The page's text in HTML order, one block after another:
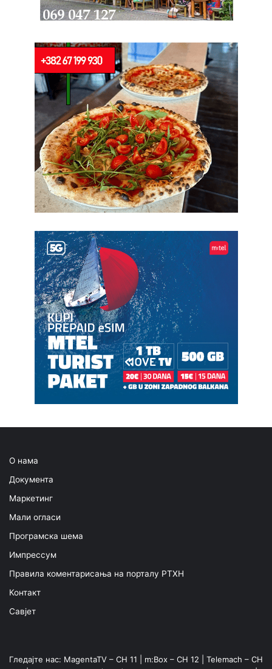
О нама
Документа
Маркетинг
Мали огласи
Програмска шема
Импрессум
Правила коментарисања на порталу РТХН
Контакт
Савјет
Гледајте нас: MagentaTV – CH 11 | m:Box – CH 12 | Telemach – CH